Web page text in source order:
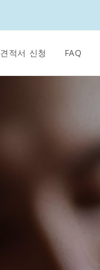
견적서 신청 FAQ